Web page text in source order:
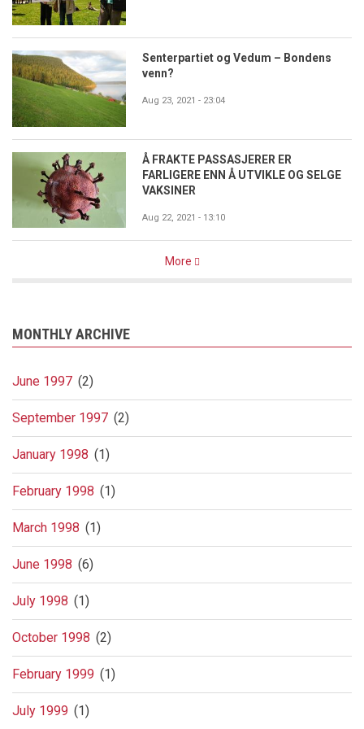
Senterpartiet og Vedum – Bondens
venn?
Aug 23, 2021 - 23:04
Å FRAKTE PASSASJERER ER
FARLIGERE ENN Å UTVIKLE OG SELGE
VAKSINER
Aug 22, 2021 - 13:10
More
MONTHLY ARCHIVE
June 1997 (2)
September 1997 (2)
January 1998 (1)
February 1998 (1)
March 1998 (1)
June 1998 (6)
July 1998 (1)
October 1998 (2)
February 1999 (1)
July 1999 (1)